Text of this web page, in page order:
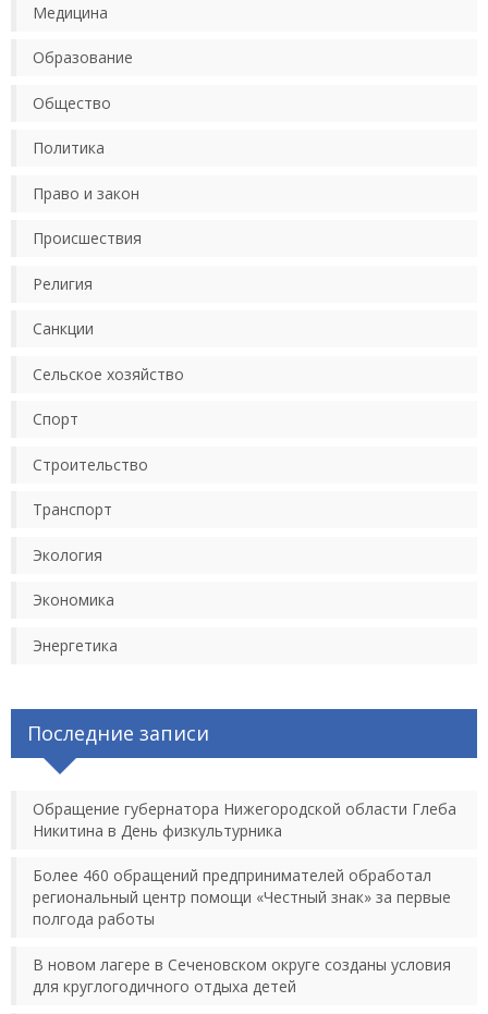
Медицина
Образование
Общество
Политика
Право и закон
Происшествия
Религия
Санкции
Сельское хозяйство
Спорт
Строительство
Транспорт
Экология
Экономика
Энергетика
Последние записи
Обращение губернатора Нижегородской области Глеба
Никитина в День физкультурника
Более 460 обращений предпринимателей обработал
региональный центр помощи «Честный знак» за первые
полгода работы
В новом лагере в Сеченовском округе созданы условия
для круглогодичного отдыха детей